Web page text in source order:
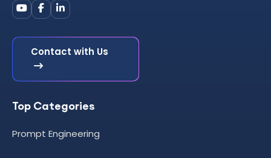
Contact with Us
Top Categories
Prompt Engineering